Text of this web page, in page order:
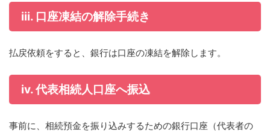
iii. 口座凍結の解除手続き
払戻依頼をすると、銀行は口座の凍結を解除します。
iv. 代表相続人口座へ振込
事前に、相続預金を振り込みするための銀行口座（代表者の